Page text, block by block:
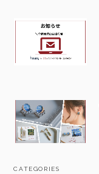
CATEGORIES